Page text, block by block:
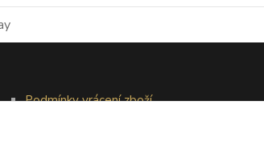
Podmínky vrácení zboží